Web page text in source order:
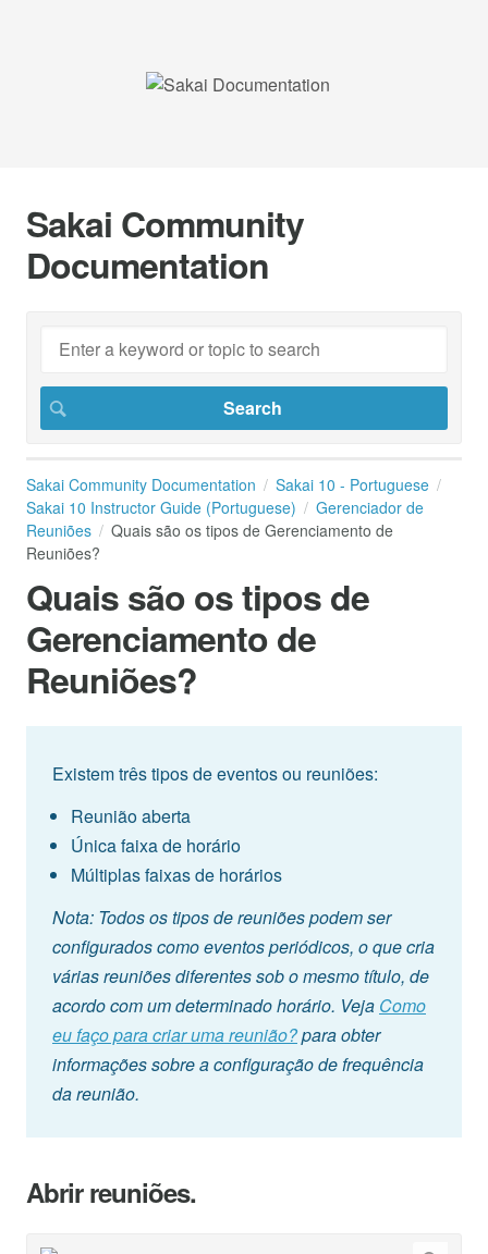
Sakai Community
Documentation
Sakai Community Documentation
Sakai 10 - Portuguese
Sakai 10 Instructor Guide (Portuguese)
Gerenciador de
Reuniões
Quais são os tipos de Gerenciamento de
Reuniões?
Quais são os tipos de
Gerenciamento de
Reuniões?
Existem três tipos de eventos ou reuniões:
Reunião aberta
Única faixa de horário
Múltiplas faixas de horários
Nota: Todos os tipos de reuniões podem ser
configurados como eventos periódicos, o que cria
várias reuniões diferentes sob o mesmo título, de
acordo com um determinado horário. Veja Como
eu faço para criar uma reunião?para obter
informações sobre a configuração de frequência
da reunião.
Abrir reuniões.